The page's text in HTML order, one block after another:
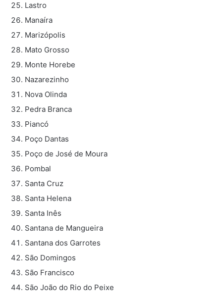
Lastro
Manaíra
Marizópolis
Mato Grosso
Monte Horebe
Nazarezinho
Nova Olinda
Pedra Branca
Piancó
Poço Dantas
Poço de José de Moura
Pombal
Santa Cruz
Santa Helena
Santa Inês
Santana de Mangueira
Santana dos Garrotes
São Domingos
São Francisco
São João do Rio do Peixe